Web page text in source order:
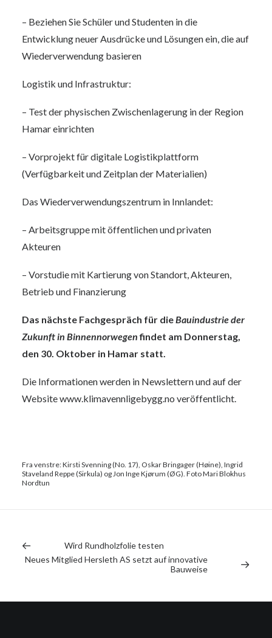
– Beziehen Sie Schüler und Studenten in die
Entwicklung neuer Ausdrücke und Lösungen ein, die auf
Wiederverwendung basieren
Logistik und Infrastruktur:
– Test der physischen Zwischenlagerung in der Region
Hamar einrichten
– Vorprojekt für digitale Logistikplattform
(Verfügbarkeit und Zeitplan der Materialien)
Das Wiederverwendungszentrum in Innlandet:
– Arbeitsgruppe mit öffentlichen und privaten
Akteuren
– Vorstudie mit Kartierung von Standort, Akteuren,
Betrieb und Finanzierung
Das nächste Fachgespräch für dieBauindustrie der
Zukunft in Binnennorwegenfindet am Donnerstag,
den 30. Oktober in Hamar statt.
Die Informationen werden in Newslettern und auf der
Website www.klimavennligebygg.no veröffentlicht.
Fra venstre: Kirsti Svenning (No. 17), Oskar Bringager (Høine), Ingrid
Staveland Reppe (Sirkula) og Jon Inge Kjørum (ØG). Foto Mari Blokhus
Nordtun
Wird Rundholzfolie testen
Neues Mitglied Hersleth AS setzt auf innovative
Bauweise